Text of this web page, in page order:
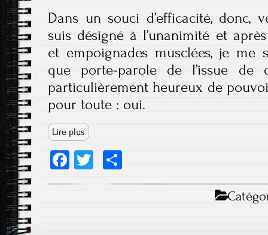
Dans un souci d’efficacité, donc,
suis désigné à l’unanimité et
et empoignades musclées, je me
que porte-parole de l’issue de
particulièrement heureux de
pour toute : oui.
Lire plus
Fa
ce
rt